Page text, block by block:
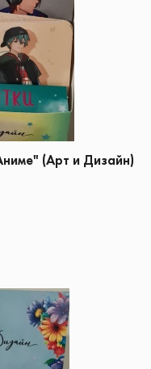
(Арт и Дизайн)